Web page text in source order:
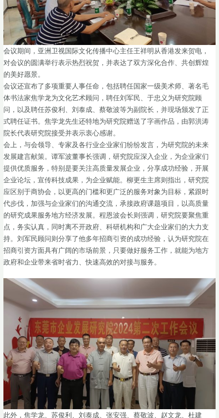
会议期间，亚洲卫视国际文化传播中心主任王祥明从香港发来贺电，
对会议的圆满举行表示热烈祝贺，并表达了双方深化合作、共创辉煌
的美好愿景。
会议还宣布了多项重要人事任命，包括聘任国家一级美术师、著名毛
体书法家焦学龙为文化艺术顾问，聘任刘军民、于忠义为研究院顾
问，以及聘任苏俊利、刘泰成、蔡敬波等为副院长，并现场颁发了正
式聘任证书。焦学龙先生还特地为研究院赠送了字画作品，由郭洪涛
院长代表研究院接受并表示衷心感谢。
会上，与会领导、专家及各行业企业家们纷纷发言，为研究院的未来
发展建言献策。谭军波董事长强调，研究院应深入企业，为企业家们
提供优质服务，特别是要关注高质量发展企业，分享成功经验，开展
企业论坛，宣传科技成果，为企业赋能。柳更生主席则指出，研究院
应区别于商协会，以更高的门槛和更广泛的服务对象为目标，紧跟时
代步伐，加强与企业家们的沟通交流，承接政府课题项目，以高质量
的研究成果服务地方经济发展。程恩波会长则强调，研究院要聚焦重
点，务实认真，同时离不开政府、科研机构和广大企业家们的大力支
持。刘军民顾问则分享了他多年招商引资的成功经验，认为研究院在
招商引资方面具有广阔的市场前景，只要做好服务工作，就能为地方
政府和企业带来省时省力、快速高效的对接与服务。
此外，焦学龙、苏俊利、刘泰成、张安强、蔡敬波、赵文龙、杜建